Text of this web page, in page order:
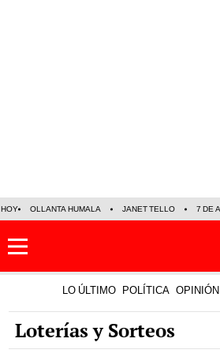
HOY OLLANTA HUMALA JANET TELLO 7 DE
LO ÚLTIMO POLÍTICA OPINIÓN
Loterías y Sorteos